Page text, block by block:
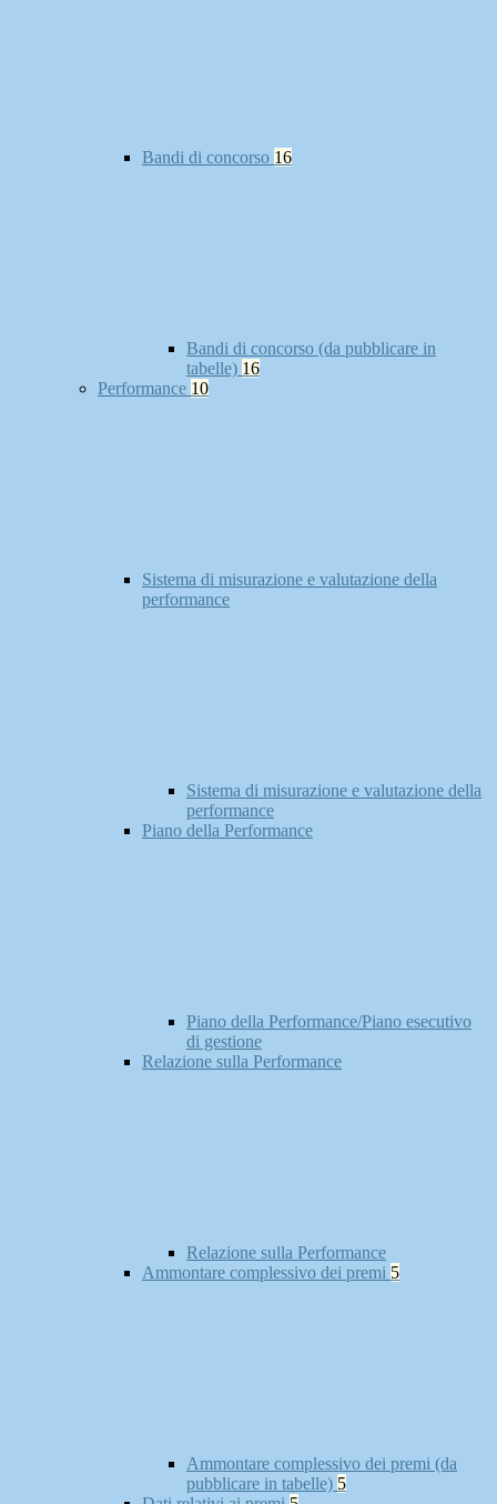
Bandi di concorso 16
Bandi di concorso (da pubblicare in
tabelle) 16
Performance 10
Sistema di misurazione e valutazione della
performance
Sistema di misurazione e valutazione della
performance
Piano della Performance
Piano della Performance/Piano esecutivo
di gestione
Relazione sulla Performance
Relazione sulla Performance
Ammontare complessivo dei premi 5
Ammontare complessivo dei premi (da
pubblicare in tabelle) 5